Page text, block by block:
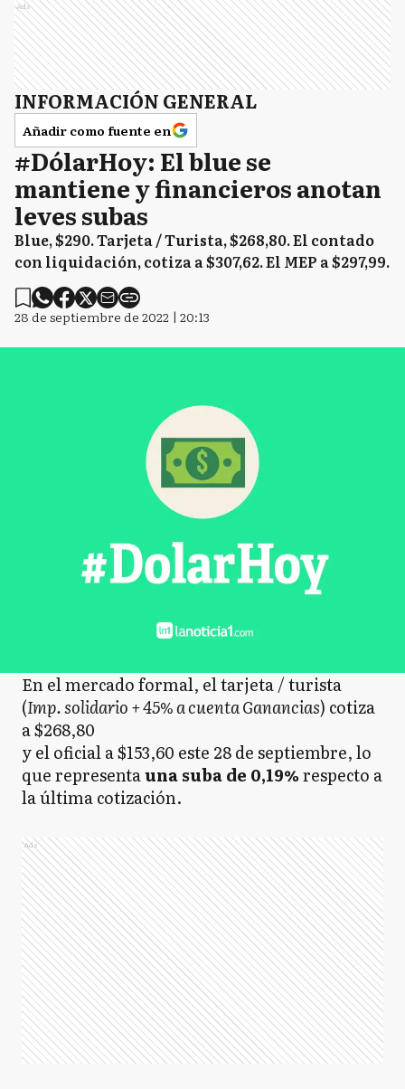
Ads
INFORMACIÓN GENERAL
Añadir como fuente en
#DólarHoy: El blue se
mantiene y financieros anotan
leves subas
Blue, $290. Tarjeta / Turista, $268,80. El contado
con liquidación, cotiza a $307,62. El MEP a $297,99.
28 de septiembre de 2022 | 20:13
En el mercado formal, el tarjeta / turista
(Imp. solidario + 45% a cuenta Ganancias) cotiza
a $268,80
y el oficial a $153,60 este 28 de septiembre, lo
que representauna suba de 0,19%respecto a
la última cotización.
Ads